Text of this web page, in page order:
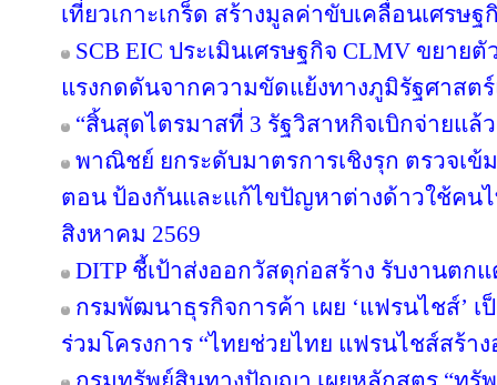
เที่ยวเกาะเกร็ด สร้างมูลค่าขับเคลื่อนเศรษ
SCB EIC ประเมินเศรษฐกิจ CLMV ขยาย
แรงกดดันจากความขัดแย้งทางภูมิรัฐศาสต
“สิ้นสุดไตรมาสที่ 3 รัฐวิสาหกิจเบิกจ่ายแล้
พาณิชย์ ยกระดับมาตรการเชิงรุก ตรวจเ
ตอน ป้องกันและแก้ไขปัญหาต่างด้าวใช้คนไ
สิงหาคม 2569
DITP ชี้เป้าส่งออกวัสดุก่อสร้าง รับงานตก
กรมพัฒนาธุรกิจการค้า เผย ‘แฟรนไชส์’
ร่วมโครงการ “ไทยช่วยไทย แฟรนไชส์สร้า